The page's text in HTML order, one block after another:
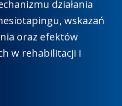
działania
wskazań
oraz efektów
w rehabilitacji i